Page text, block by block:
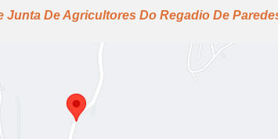
Junta De Agricultores Do Regadio De